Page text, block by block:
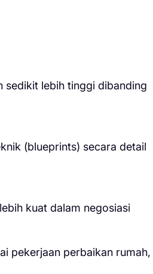
sedikit lebih tinggi dibanding
(blueprints) secara detail
kuat dalam negosiasi
pekerjaan perbaikan rumah,